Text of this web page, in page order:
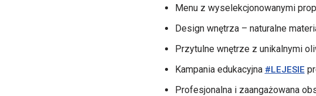
Menu z wyselekcjonowanymi
Design wnętrza – naturalne
Przytulne wnętrze z unikalnymi
Kampania edukacyjna #LEJESIE
Profesjonalna i zaangażowana